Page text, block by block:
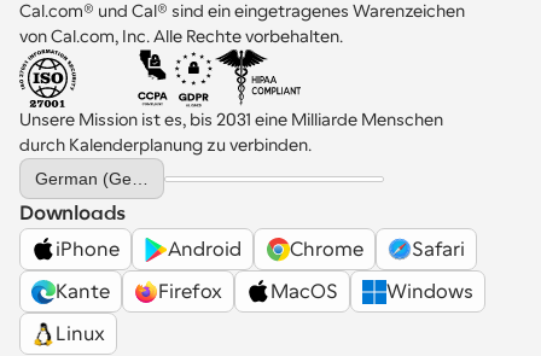
Cal.com® und Cal® sind ein eingetragenes Warenzeichen
von Cal.com, Inc. Alle Rechte vorbehalten.
Unsere Mission ist es, bis 2031 eine Milliarde Menschen
durch Kalenderplanung zu verbinden.
Select Language
Downloads
iPhone
Android Chrome
Safari
Kante
Firefox MacOS
Windows
Linux